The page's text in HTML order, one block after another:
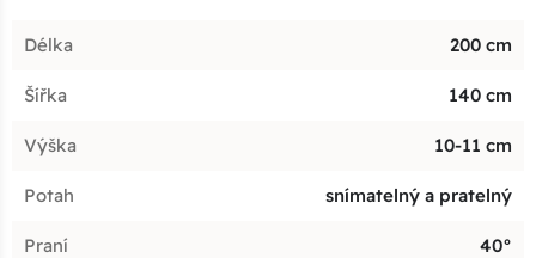
Délka 200 cm
Šířka 140 cm
Výška 10-11 cm
Potah snímatelný a pratelný
Praní 40°